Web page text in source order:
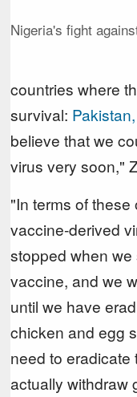
Nigeria's fight
countries where
survival:
believe that we
virus very soon,"
"In terms of
vaccine-derived
stopped when
vaccine, and we
until we have
chicken and egg
need to eradicate
actually withdraw